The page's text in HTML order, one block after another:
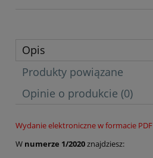
Opis
Produkty powiązane
Opinie o produkcie (0)
Wydanie elektroniczne w formacie PDF
W numerze 1/2020znajdziesz: